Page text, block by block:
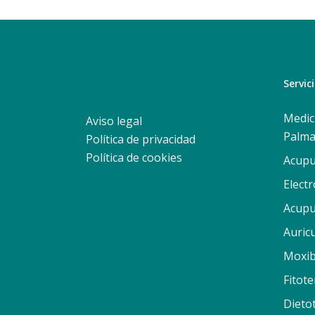
Aviso legal
Política de privacidad
Política de cookies